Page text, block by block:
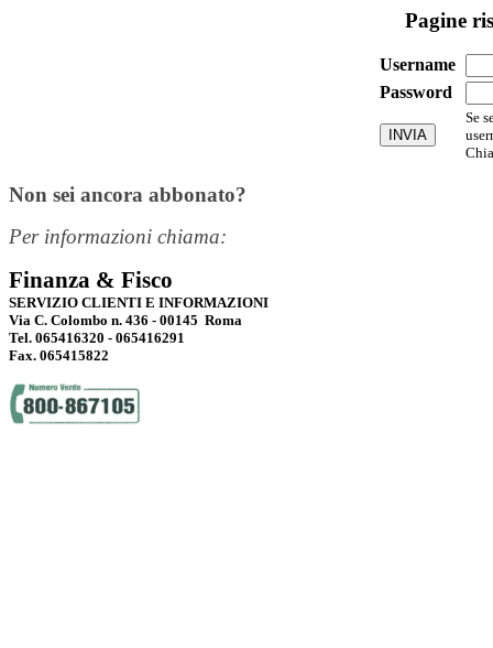
Pagine
Username
Password
Se
Non sei ancora abbonato?
Per informazioni chiama:
Finanza & Fisco
SERVIZIO CLIENTI E INFORMAZIONI
Via C. Colombo n. 436 - 00145 Roma
Tel. 065416320 - 065416291
Fax. 065415822